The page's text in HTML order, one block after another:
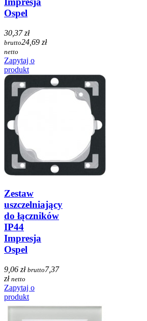
Ospel
30,37 zł
brutto24,69 zł
netto
Zapytaj o
produkt
Zestaw
uszczelniający
do łączników
IP44
Impresja
Ospel
9,06 zł brutto7,37
zł netto
Zapytaj o
produkt